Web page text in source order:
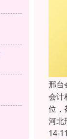
邢台
会计
位，
河北
14-